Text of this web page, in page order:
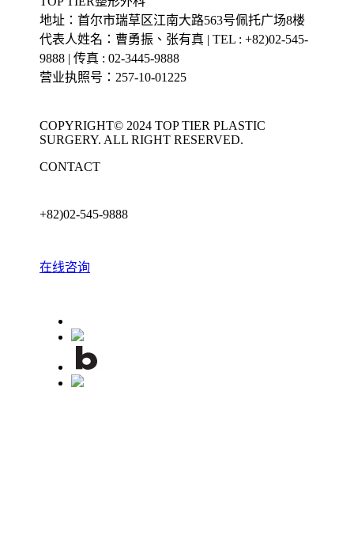
地址：首尔市瑞草区江南大路563号佩托广场8楼
代表人姓名：曹勇振、张有真 | TEL : +82)02-545-
9888 | 传真 : 02-3445-9888
营业执照号：257-10-01225
COPYRIGHT© 2024 TOP TIER PLASTIC
SURGERY. ALL RIGHT RESERVED.
CONTACT
+82)02-545-9888
在线咨询